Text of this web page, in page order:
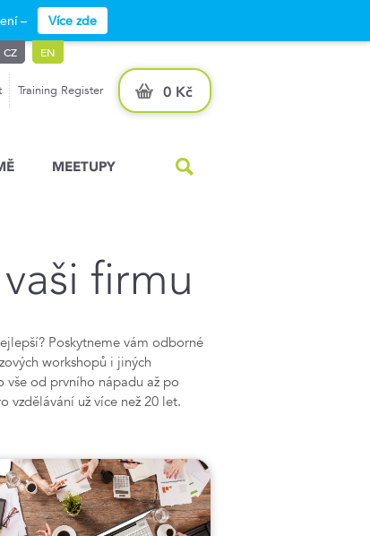
– Více zde
Training Register 0 Kč
CZ EN
MEETUPY
firmu
Poskytneme vám odborné
workshopů i jiných
vše od prvního nápadu až po
vzdělávání už více než 20 let.